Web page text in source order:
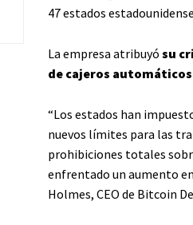
47 estados
La empresa atribuyó su
de cajeros automáticos
“Los estados han
nuevos límites para las
prohibiciones totales
enfrentado un aumento
Holmes, CEO de Bitcoin